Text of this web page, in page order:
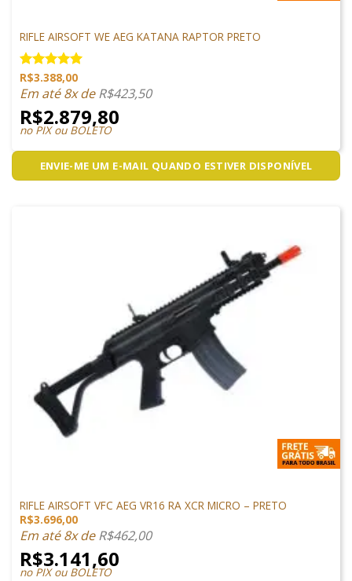
RIFLE AIRSOFT WE AEG KATANA RAPTOR PRETO
Avaliação
5.00 de 5
R$3.388,00
Em até 8x deR$423,50
R$2.879,80
no PIX ou BOLETO
ENVIE-ME UM E-MAIL QUANDO ESTIVER DISPONÍVEL
RIFLE AIRSOFT VFC AEG VR16 RA XCR MICRO – PRETO
R$3.696,00
Em até 8x deR$462,00
R$3.141,60
no PIX ou BOLETO